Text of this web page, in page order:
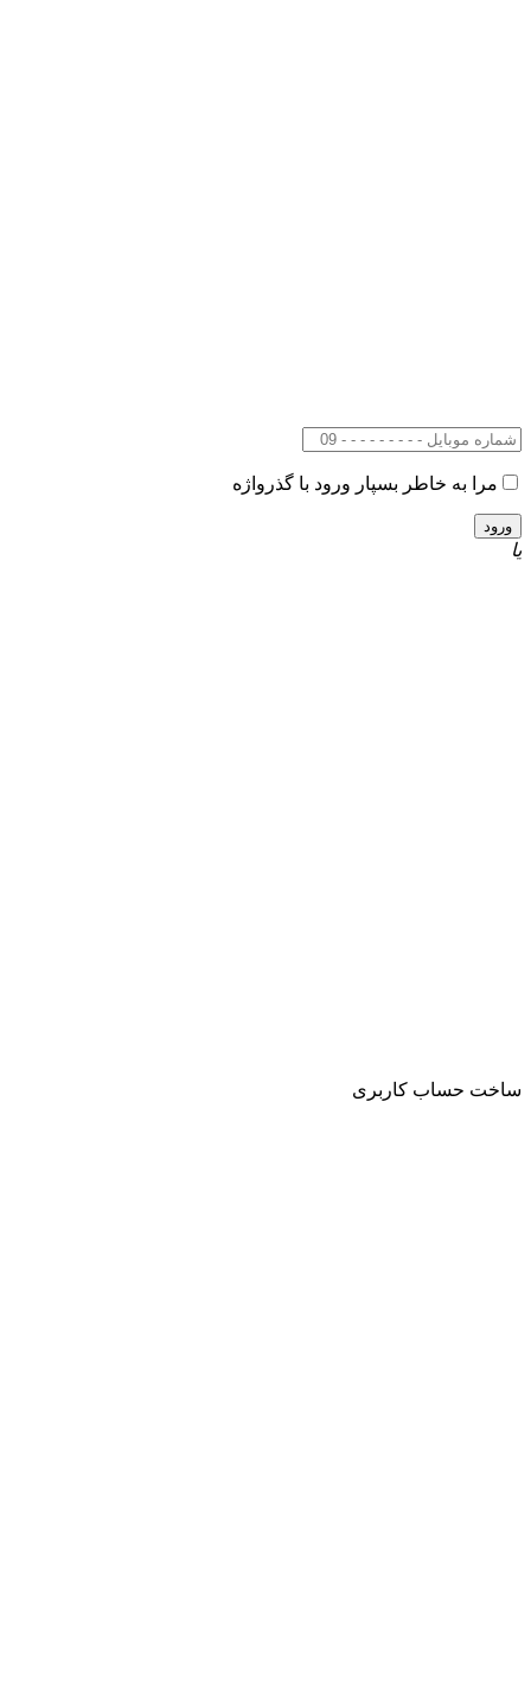
به خاطر بسپار ورود با گذرواژه
حساب کاربری